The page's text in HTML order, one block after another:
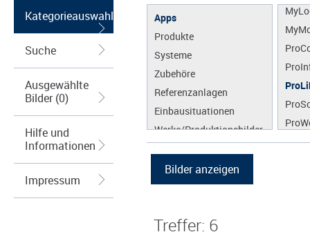
Kategorieauswahl
Suche
Ausgewählte
Bilder (0)
Hilfe und
Informationen
Impressum
Apps
Produkte
Systeme
Zubehöre
Referenzanlagen
Einbausituationen
Werke/Produktionsbilder
Grafiken
Treffer: 6